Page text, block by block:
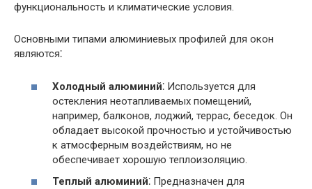
функциональность и климатические условия.
Основными типами алюминиевых профилей для окон
являются⁚
Холодный алюминий⁚ Используется для
остекления неотапливаемых помещений,
например, балконов, лоджий, террас, беседок. Он
обладает высокой прочностью и устойчивостью
к атмосферным воздействиям, но не
обеспечивает хорошую теплоизоляцию.
Теплый алюминий⁚ Предназначен для